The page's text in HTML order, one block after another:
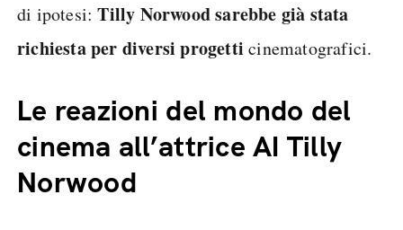
di ipotesi:Tilly Norwood sarebbe già stata
richiesta per diversi progetti cinematografici.
Le reazioni del mondo del
cinema all’attrice AI Tilly
Norwood